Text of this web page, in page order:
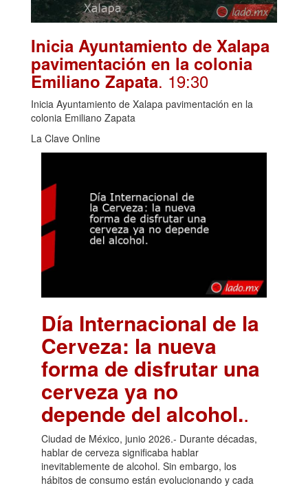
Inicia Ayuntamiento de Xalapa
pavimentación en la colonia
Emiliano Zapata. 19:30
Inicia Ayuntamiento de Xalapa pavimentación en la
colonia Emiliano Zapata
La Clave Online
Día Internacional de la
Cerveza: la nueva
forma de disfrutar una
cerveza ya no
depende del alcohol..
Ciudad de México, junio 2026.- Durante décadas,
hablar de cerveza significaba hablar
inevitablemente de alcohol. Sin embargo, los
hábitos de consumo están evolucionando y cada